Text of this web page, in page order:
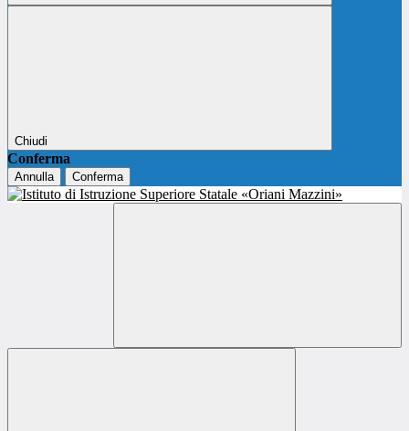
Chiudi
Conferma
Annulla Conferma